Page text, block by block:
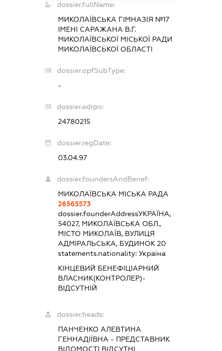
dossier.fullName:
МИКОЛАЇВСЬКА ГІМНАЗІЯ №17
ІМЕНІ САРАЖАНА В.Г.
МИКОЛАЇВСЬКОЇ МІСЬКОЇ РАДИ
МИКОЛАЇВСЬКОЇ ОБЛАСТІ
dossier.opfSubType:
-
dossier.edrpo:
24780215
dossier.regDate:
03.04.97
dossier.foundersAndBenef:
МИКОЛАЇВСЬКА МІСЬКА РАДА
26565573
dossier.founderAddressУКРАЇНА,
54027, МИКОЛАЇВСЬКА ОБЛ.,
МІСТО МИКОЛАЇВ, ВУЛИЦЯ
АДМІРАЛЬСЬКА, БУДИНОК 20
statements.nationality: Україна
КІНЦЕВИЙ БЕНЕФІЦІАРНИЙ
ВЛАСНИК(КОНТРОЛЕР)-
ВІДСУТНІЙ
dossier.heads:
ПАНЧЕНКО АЛЕВТИНА
ГЕННАДІЇВНА - ПРЕДСТАВНИК
ВІДОМОСТІ ВІДСУТНІ